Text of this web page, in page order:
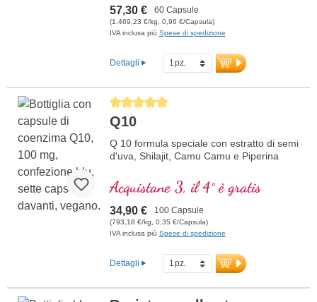
57,30 € 60 Capsule
(1.469,23 €/kg, 0,96 €/Capsula)
IVA inclusa più Spese di spedizione
Dettagli
Average rating of 5 out of 5 stars
Q10
Q 10 formula speciale con estratto di semi
d'uva, Shilajit, Camu Camu e Piperina
Acquistane 3, il 4° è gratis
34,90 € 100 Capsule
(793,18 €/kg, 0,35 €/Capsula)
IVA inclusa più Spese di spedizione
Dettagli